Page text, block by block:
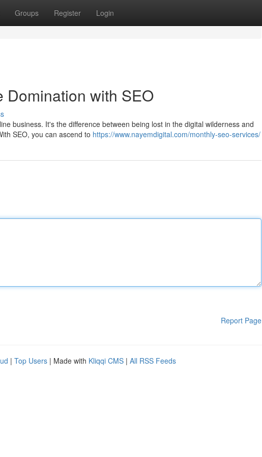
Groups Register Login
Domination with SEO
business. It's the difference between being lost in the digital wilderness and
SEO, you can ascend to https://www.nayemdigital.com/monthly-seo-services/
Report Page
| Top Users | Made with Kliqqi CMS | All RSS Feeds